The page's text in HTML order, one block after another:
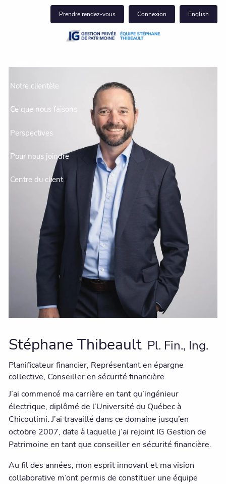
Skip to main content
Prendre rendez-vous Connexion English
Notre clientèle
Ce que nous faisons
Perspectives
Pour nous joindre
Centre du client
Stéphane Thibeault Pl. Fin., Ing.
Planificateur financier, Représentant en épargne
collective, Conseiller en sécurité financière
J’ai commencé ma carrière en tant qu’ingénieur
électrique, diplômé de l’Université du Québec à
Chicoutimi. J’ai travaillé dans ce domaine jusqu’en
octobre 2007, date à laquelle j’ai rejoint IG Gestion de
Patrimoine en tant que conseiller en sécurité financière.
Au fil des années, mon esprit innovant et ma vision
collaborative m’ont permis de constituer une équipe